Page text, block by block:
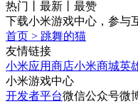
热门
最新
最赞
下载小米游戏中心，参与
首页 > 跳舞的猫
友情链接
小米应用商店小米商城英
小米游戏中心
开发者平台微信公众号微